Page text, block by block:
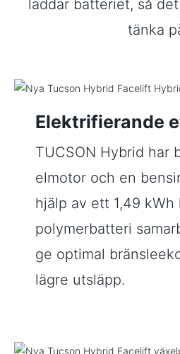
laddar batteriet, så
tänka
Elektrifierande
TUCSON Hybrid har
elmotor och en
hjälp av ett 1,49
polymerbatteri
ge optimal
lägre utsläpp.